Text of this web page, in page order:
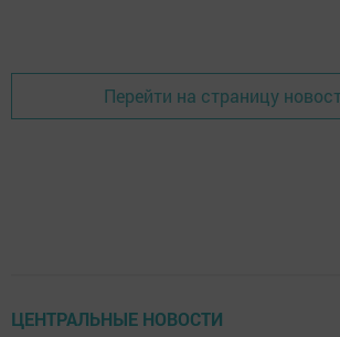
Перейти на страницу
ЦЕНТРАЛЬНЫЕ НОВОСТИ